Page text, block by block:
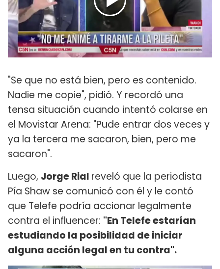
"Se que no está bien, pero es contenido.
Nadie me copie", pidió. Y recordó una
tensa situación cuando intentó colarse en
el Movistar Arena: "Pude entrar dos veces y
ya la tercera me sacaron, bien, pero me
sacaron".
Luego, Jorge Rial reveló que la periodista
Pía Shaw se comunicó con él y le contó
que Telefe podría accionar legalmente
contra el influencer: "En Telefe estarían
estudiando la posibilidad de iniciar
alguna acción legal en tu contra".